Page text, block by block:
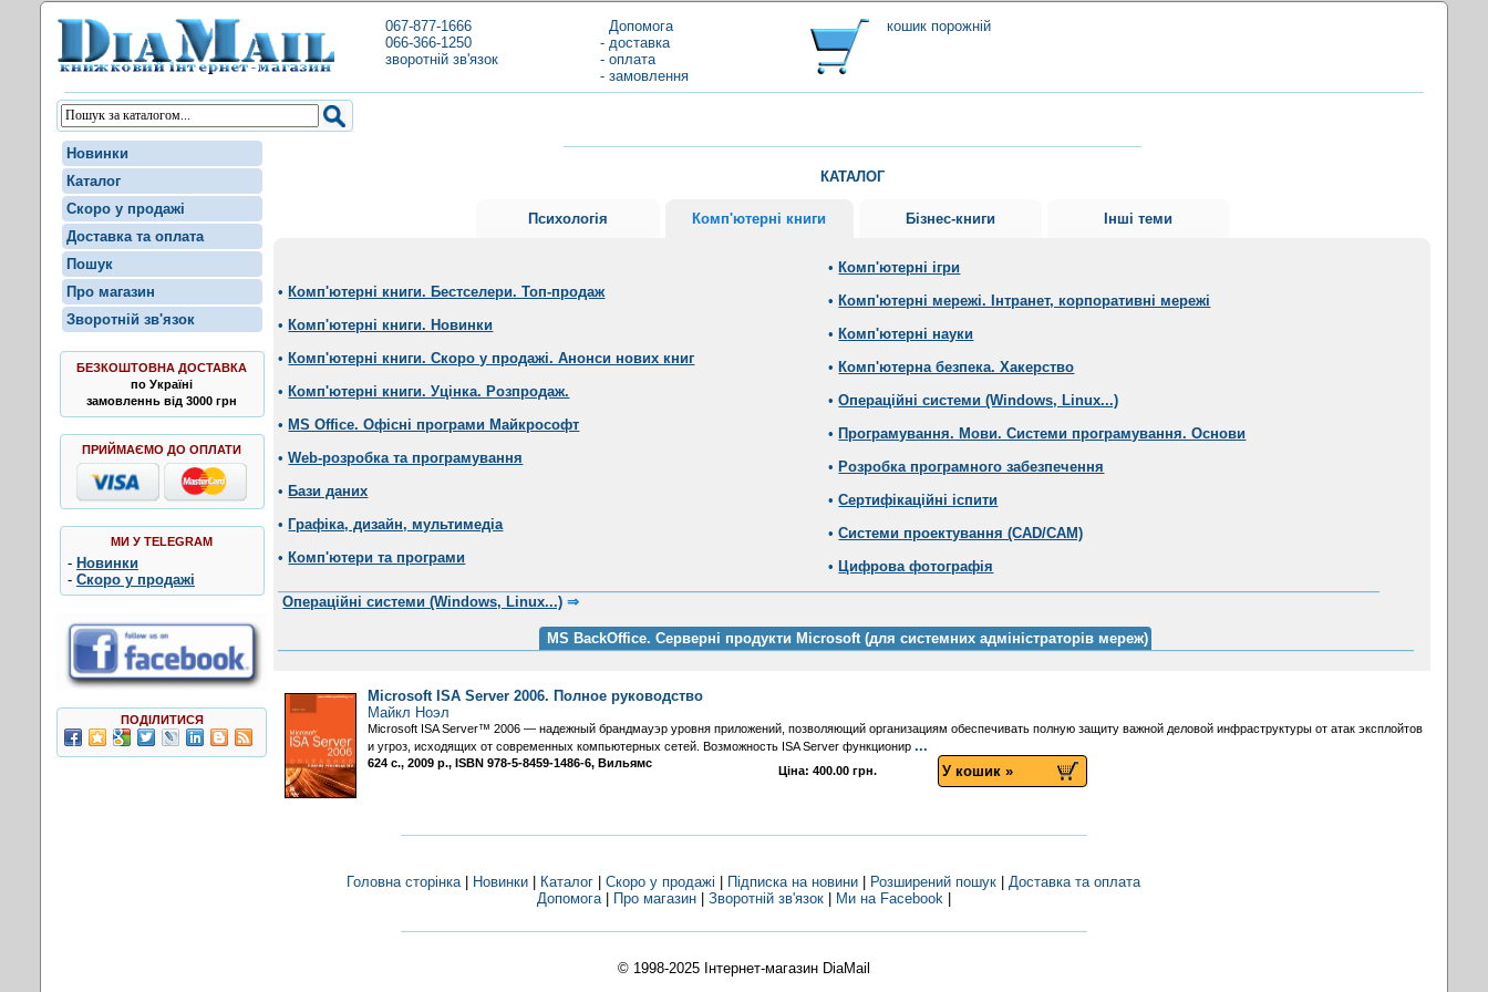
067-877-1666
066-366-1250
зворотній зв'язок
Допомога
- доставка
- оплата
- замовлення
кошик порожній
Новинки
Каталог
Скоро у продажі
Доставка та оплата
Пошук
Про магазин
Зворотній зв'язок
БЕЗКОШТОВНА ДОСТАВКА
по Україні
замовленнь від 3000 грн
ПРИЙМАЄМО ДО ОПЛАТИ
МИ У TELEGRAM
- Новинки
- Скоро у продажі
ПОДІЛИТИСЯ
КАТАЛОГ
Психологія Комп'ютерні книги Бізнес-книги Інші теми
• Комп'ютерні книги. Бестселери. Топ-продаж
• Комп'ютерні книги. Новинки
• Комп'ютерні книги. Скоро у продажі. Анонси нових книг
• Комп'ютерні книги. Уцінка. Розпродаж.
• MS Office. Офісні програми Майкрософт
• Web-розробка та програмування
• Бази даних
• Графіка, дизайн, мультимедіа
• Комп'ютери та програми
• Комп'ютерні ігри
• Комп'ютерні мережі. Інтранет, корпоративні мережі
• Комп'ютерні науки
• Комп'ютерна безпека. Хакерство
• Операційні системи (Windows, Linux...)
• Програмування. Мови. Системи програмування. Основи
• Розробка програмного забезпечення
• Сертифікаційні іспити
• Системи проектування (CAD/CAM)
• Цифрова фотографія
Операційні системи (Windows, Linux...) ⇒
MS BackOffice. Серверні продукти Microsoft (для системних адміністраторів мереж)
Microsoft ISA Server 2006. Полное руководство
Майкл Ноэл
Microsoft ISA Server™ 2006 — надежный брандмауэр уровня приложений, позволяющий организациям обеспечивать полную защиту важной деловой инфраструктуры от атак эксплойтов
и угроз, исходящих от современных компьютерных сетей. Возможность ISA Server функционир...
624 с., 2009 р., ISBN 978-5-8459-1486-6, Вильямс
Ціна: 400.00 грн. У кошик »
Головна сторінка| Новинки Каталог |Скоро у продажі Підписка на новини Розширений пошук |Доставка та оплата
Допомога| Про магазин Зворотній зв'язок| Ми на Facebook|
© 1998-2025 Інтернет-магазин DiaMail